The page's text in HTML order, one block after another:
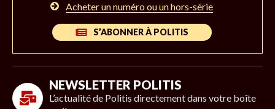
Acheter un numéro ou un hors-série
S’ABONNER À POLITIS
NEWSLETTER POLITIS
L’actualité de Politis directement dans votre boîte